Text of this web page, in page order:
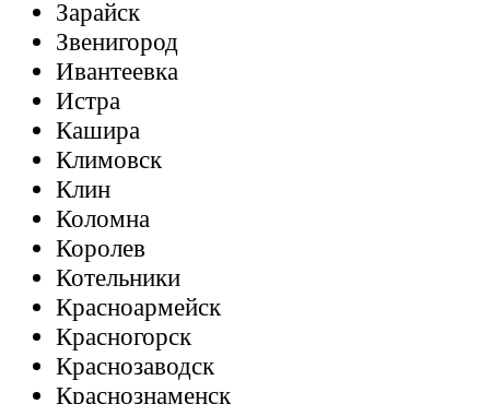
Зарайск
Звенигород
Ивантеевка
Истра
Кашира
Климовск
Клин
Коломна
Королев
Котельники
Красноармейск
Красногорск
Краснозаводск
Краснознаменск